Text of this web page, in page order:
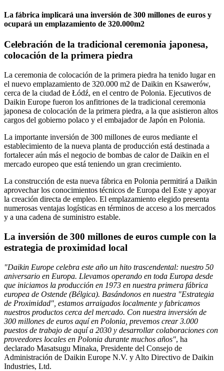
La fábrica implicará una inversión de 300 millones de euros y
ocupará un emplazamiento de 320.000m2
Celebración de la tradicional ceremonia japonesa,
colocación de la primera piedra
La ceremonia de colocación de la primera piedra ha tenido lugar en
el nuevo emplazamiento de 320.000 m2 de Daikin en Ksawerów,
cerca de la ciudad de Łódź, en el centro de Polonia. Ejecutivos de
Daikin Europe fueron los anfitriones de la tradicional ceremonia
japonesa de colocación de la primera piedra, a la que asistieron altos
cargos del gobierno polaco y el embajador de Japón en Polonia.
La importante inversión de 300 millones de euros mediante el
establecimiento de la nueva planta de producción está destinada a
fortalecer aún más el negocio de bombas de calor de Daikin en el
mercado europeo que está teniendo un gran crecimiento.
La construcción de esta nueva fábrica en Polonia permitirá a Daikin
aprovechar los conocimientos técnicos de Europa del Este y apoyar
la creación directa de empleo. El emplazamiento elegido presenta
numerosas ventajas logísticas en términos de acceso a los mercados
y a una cadena de suministro estable.
La inversión de 300 millones de euros cumple con la
estrategia de proximidad local
"Daikin Europe celebra este año un hito trascendental: nuestro 50
aniversario en Europa. Llevamos operando en toda Europa desde
que iniciamos la producción en 1973 en nuestra primera fábrica
europea de Ostende (Bélgica). Basándonos en nuestra "Estrategia
de Proximidad", estamos arraigados localmente y fabricamos
nuestros productos cerca del mercado. Con nuestra inversión de
300 millones de euros aquí en Polonia, prevemos crear 3.000
puestos de trabajo de aquí a 2030 y desarrollar colaboraciones con
proveedores locales en Polonia durante muchos años", ha
declarado Masatsugu Minaka, Presidente del Consejo de
Administración de Daikin Europe N.V. y Alto Directivo de Daikin
Industries, Ltd.